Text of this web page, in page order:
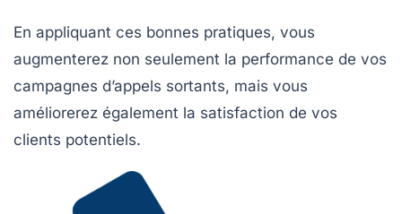
En appliquant ces bonnes pratiques, vous
augmenterez non seulement la performance de vos
campagnes d’appels sortants, mais vous
améliorerez également la satisfaction de vos
clients potentiels.